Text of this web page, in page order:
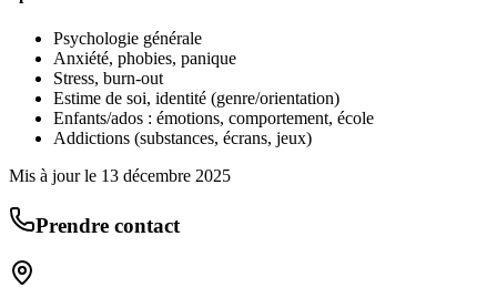
Psychologie générale
Anxiété, phobies, panique
Stress, burn-out
Estime de soi, identité (genre/orientation)
Enfants/ados : émotions, comportement, école
Addictions (substances, écrans, jeux)
Mis à jour le 13 décembre 2025
Prendre contact